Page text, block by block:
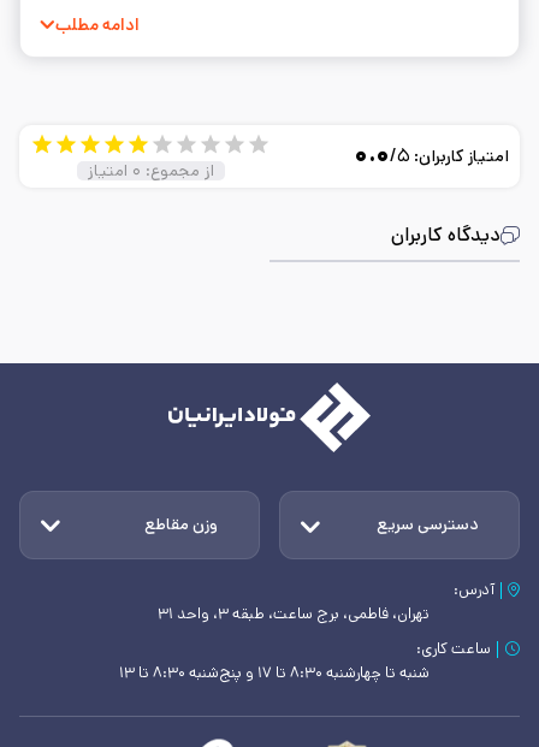
ادامه مطلب
دیدگاه کاربران
امتیاز کاربران: ۰.۰/۵
از مجموع: ۰ امتیاز
دسترسی سریع وزن مقاطع
آدرس:
تهران، فاطمی، برج ساعت، طبقه ۳، واحد ۳۱
ساعت کاری:
شنبه تا چهارشنبه ۸:۳۰ تا ۱۷ و پنج‌شنبه ۸:۳۰ تا ۱۳